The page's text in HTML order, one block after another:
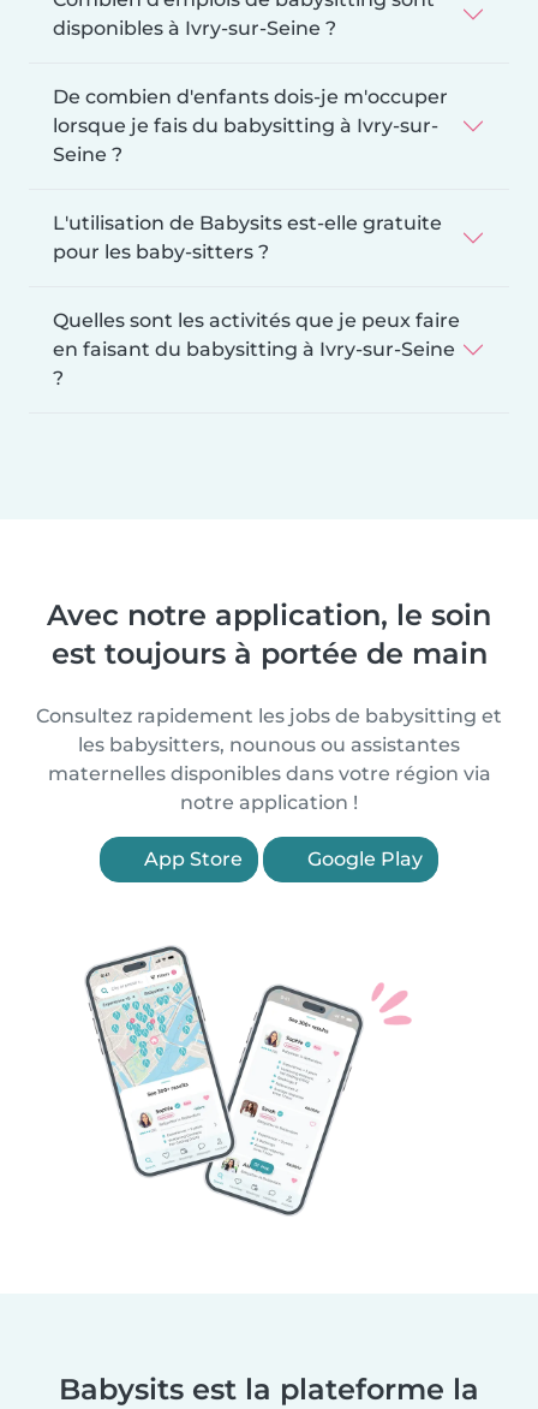
disponibles à Ivry-sur-Seine ?
De combien d'enfants dois-je m'occuper
lorsque je fais du babysitting à Ivry-sur-
Seine ?
L'utilisation de Babysits est-elle gratuite
pour les baby-sitters ?
Quelles sont les activités que je peux faire
en faisant du babysitting à Ivry-sur-Seine
?
Avec notre application, le soin
est toujours à portée de main
Consultez rapidement les jobs de babysitting et
les babysitters, nounous ou assistantes
maternelles disponibles dans votre région via
notre application !
App Store Google Play
Babysits est la plateforme la